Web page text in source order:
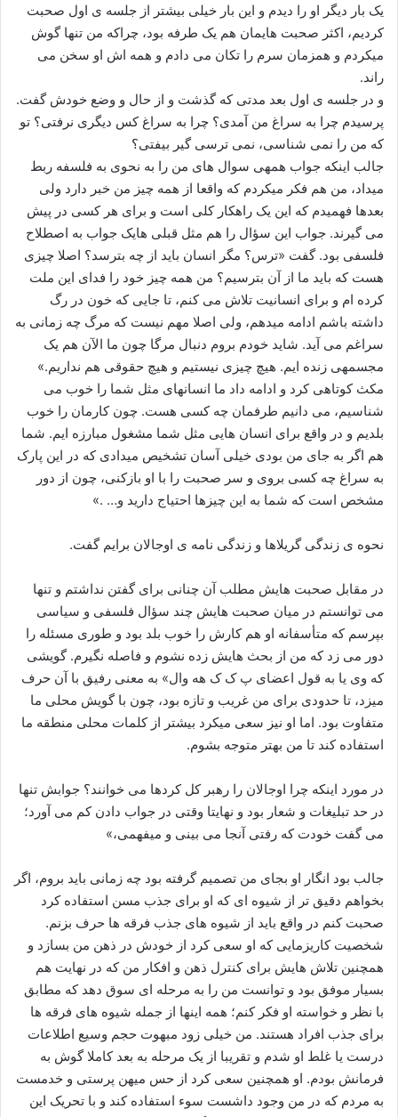
یک بار دیگر او را دیدم و این بار خیلی بیشتر از جلسه ی اول صحبت
کردیم، اکثر صحبت هایمان هم یک طرفه بود، چراکه من تنها گوش
میکردم و همزمان سرم را تکان می دادم و همه اش او سخن می
راند.
و در جلسه ی اول بعد مدتی که گذشت و از حال و وضع خودش گفت.
پرسیدم چرا به سراغ من آمدی؟ چرا به سراغ کس دیگری نرفتی؟ تو
که من را نمی شناسی، نمی ترسی گیر بیفتی؟
جالب اینکه جواب همهی سوال های من را به نحوی به فلسفه ربط
میداد، من هم فکر میکردم که واقعا از همه چیز من خبر دارد ولی
بعدها فهمیدم که این یک راهکار کلی است و برای هر کسی در پیش
می گیرند. جواب این سؤال را هم مثل قبلی هایک جواب به اصطلاح
فلسفی بود. گفت «ترس؟ مگر انسان باید از چه بترسد؟ اصلا چیزی
هست که باید ما از آن بترسیم؟ من همه چیز خود را فدای این ملت
کرده ام و برای انسانیت تلاش می کنم، تا جایی که خون در رگ
داشته باشم ادامه میدهم، ولی اصلا مهم نیست که مرگ چه زمانی به
سراغم می آید. شاید خودم بروم دنبال مرگا چون ما الآن هم یک
مجسمهی زنده ایم. هیچ چیزی نیستیم و هیچ حقوقی هم نداریم.»
مکث کوتاهی کرد و ادامه داد ما انسانهای مثل شما را خوب می
شناسیم، می دانیم طرفمان چه کسی هست. چون کارمان را خوب
بلدیم و در واقع برای انسان هایی مثل شما مشغول مبارزه ایم. شما
هم اگر به جای من بودی خیلی آسان تشخیص میدادی که در این پارک
به سراغ چه کسی بروی و سر صحبت را با او بازکنی، چون از دور
مشخص است که شما به این چیزها احتیاج دارید و… .»
نحوه ی زندگی گریلاها و زندگی نامه ی اوجالان برایم گفت.
در مقابل صحبت هایش مطلب آن چنانی برای گفتن نداشتم و تنها
می توانستم در میان صحبت هایش چند سؤال فلسفی و سیاسی
بپرسم که متأسفانه او هم کارش را خوب بلد بود و طوری مسئله را
دور می زد که من از بحث هایش زده نشوم و فاصله نگیرم. گویشی
که وی یا به قول اعضای پ ک ک هه وال» به معنی رفیق با آن حرف
میزد، تا حدودی برای من غریب و تازه بود، چون با گویش محلی ما
متفاوت بود. اما او نیز سعی میکرد بیشتر از کلمات محلی منطقه ما
استفاده کند تا من بهتر متوجه بشوم.
در مورد اینکه چرا اوجالان را رهبر کل کردها می خوانند؟ جوابش تنها
در حد تبلیغات و شعار بود و نهایتا وقتی در جواب دادن کم می آورد؛
می گفت خودت که رفتی آنجا می بینی و میفهمی،»
جالب بود انگار او بجای من تصمیم گرفته بود چه زمانی باید بروم، اگر
بخواهم دقیق تر از شیوه ای که او برای جذب مسن استفاده کرد
صحبت کنم در واقع باید از شیوه های جذب فرقه ها حرف بزنم.
شخصیت کاریزمایی که او سعی کرد از خودش در ذهن من بسازد و
همچنین تلاش هایش برای کنترل ذهن و افکار من که در نهایت هم
بسیار موفق بود و توانست من را به مرحله ای سوق دهد که مطابق
با نظر و خواسته او فکر کنم؛ همه اینها از جمله شیوه های فرقه ها
برای جذب افراد هستند. من خیلی زود مبهوت حجم وسیع اطلاعات
درست یا غلط او شدم و تقریبا از یک مرحله به بعد کاملا گوش به
فرمانش بودم. او همچنین سعی کرد از حس میهن پرستی و خدمست
به مردم که در من وجود داشست سوء استفاده کند و با تحریک این